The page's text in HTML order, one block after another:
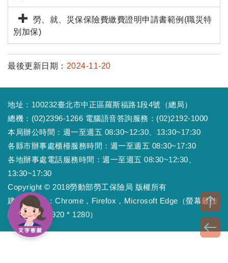
勞、就、災保保險費繳費證明申請書範例(職災特
別加保)
最後更新日期： 2024-11-20
地址：100232臺北市中正區羅斯福路1段4號（總局）
總機：(02)2396-1266 電腦語音答詢服務：(02)2192-1000
本局辦公時間：週一至週五 08:30~12:30、13:30~17:30
各縣市辦事處櫃檯服務時間：週一至週五 08:30~17:30
各地辦事處電話服務時間：週一至週五 08:30~12:30、
13:30~17:30
Copyright © 2018勞動部勞工保險局 版權所有
建議瀏覽器：Chrome，Firefox，Microsoft Edge（螢幕最佳
顯示效果為1920 * 1280）